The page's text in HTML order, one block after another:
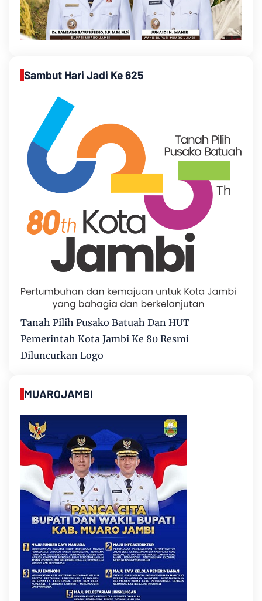
Sambut Hari Jadi Ke 625
Tanah Pilih Pusako Batuah Dan HUT
Pemerintah Kota Jambi Ke 80 Resmi
Diluncurkan Logo
MUAROJAMBI